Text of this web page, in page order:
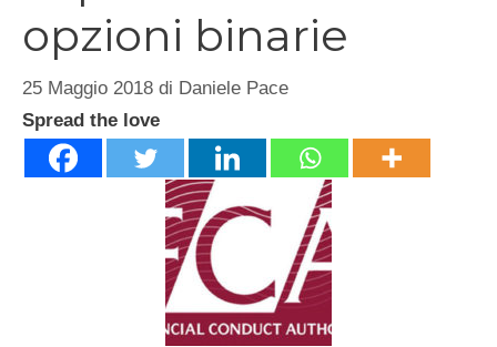
opzioni binarie
25 Maggio 2018 di Daniele Pace
Spread the love